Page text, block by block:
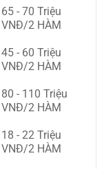
65 - 70 Triệu
VNĐ/2 HÀM
45 - 60 Triệu
VNĐ/2 HÀM
80 - 110 Triệu
VNĐ/2 HÀM
18 - 22 Triệu
VNĐ/2 HÀM